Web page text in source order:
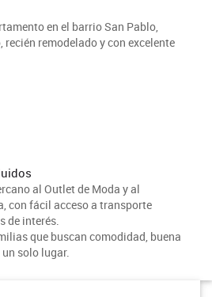
en el barrio San Pablo,
recién remodelado y con excelente
al Outlet de Moda y al
con fácil acceso a transporte
de interés.
que buscan comodidad, buena
solo lugar.